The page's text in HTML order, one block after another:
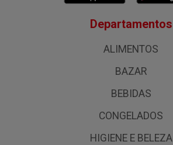
Departamentos
ALIMENTOS
BAZAR
BEBIDAS
CONGELADOS
HIGIENE E BELEZA